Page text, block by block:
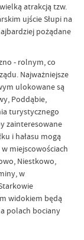
atrakcją tzw.
ujście Słupi na
pożądane
- rolnym, co
Najważniejsze
ulokowane są
Poddąbie,
turystycznego
zainteresowane
i hałasu mogą
miejscowościach
Niestkowo,
w
widokiem będą
polach bociany